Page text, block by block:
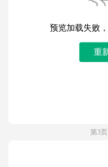
预览加载失败
重
第3